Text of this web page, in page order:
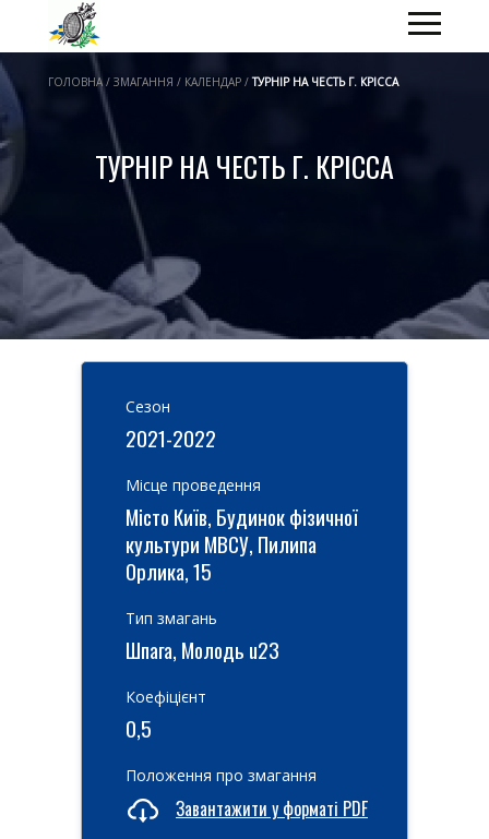
ГОЛОВНА / ЗМАГАННЯ / КАЛЕНДАР /ТУРНІР НА ЧЕСТЬ Г. КРІССА
ТУРНІР НА ЧЕСТЬ Г. КРІССА
Cезон
2021-2022
Місце проведення
Місто Київ, Будинок фізичної
культури МВСУ, Пилипа
Орлика, 15
Тип змагань
Шпага, Молодь u23
Коефіцієнт
0,5
Положення про змагання
Завантажити у форматі PDF